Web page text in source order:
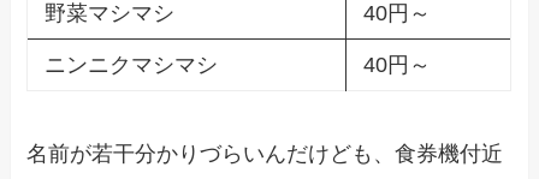
野菜マシマシ 40円～
ニンニクマシマシ 40円～
名前が若干分かりづらいんだけども、食券機付近